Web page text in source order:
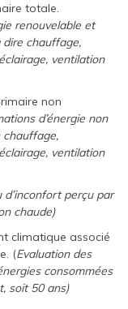
totale.
renouvelable et
dire chauffage,
ventilation
non
d’énergie non
chauffage,
ventilation
d’inconfort perçu par
chaude)
climatique associé
(Evaluation des
consommées
soit 50 ans)